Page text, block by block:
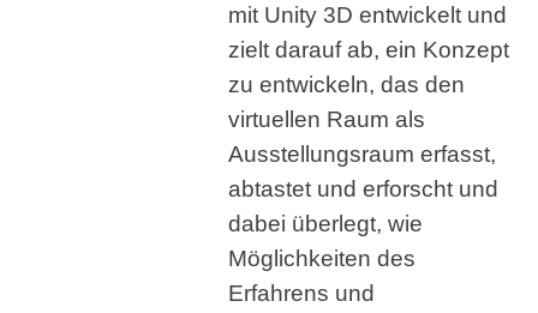
mit Unity 3D entwickelt und
zielt darauf ab, ein Konzept
zu entwickeln, das den
virtuellen Raum als
Ausstellungsraum erfasst,
abtastet und erforscht und
dabei überlegt, wie
Möglichkeiten des
Erfahrens und